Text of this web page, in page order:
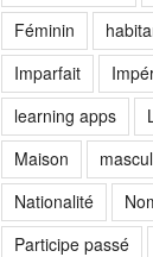
Féminin
Imparfait
learning apps
Maison
Nationalité
Participe passé